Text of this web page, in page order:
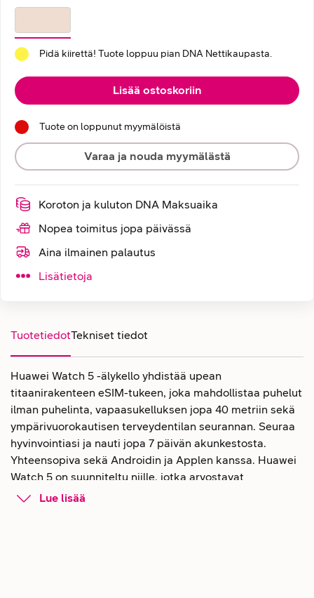
Pidä kiirettä! Tuote loppuu pian DNA Nettikaupasta.
Lisää ostoskoriin
Tuote on loppunut myymälöistä
Varaa ja nouda myymälästä
Koroton ja kuluton DNA Maksuaika
Nopea toimitus jopa päivässä
Aina ilmainen palautus
Lisätietoja
TuotetiedotTekniset tiedot
Huawei Watch 5 -älykello yhdistää upean
titaanirakenteen eSIM-tukeen, joka mahdollistaa puhelut
ilman puhelinta, vapaasukelluksen jopa 40 metriin sekä
ympärivuorokautisen terveydentilan seurannan. Seuraa
hyvinvointiasi ja nauti jopa 7 päivän akunkestosta.
Yhteensopiva sekä Androidin ja Applen kanssa. Huawei
Watch 5 on suunniteltu niille, jotka arvostavat
suorituskykyä ja tyyliä.
Lue lisää